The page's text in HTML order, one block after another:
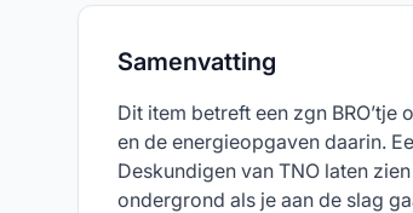
Samenvatting
Dit item betreft een zgn
en de energieopgaven daarin.
Deskundigen van TNO laten
ondergrond als je aan de slag